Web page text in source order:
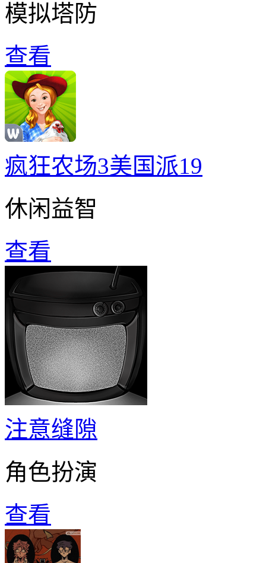
模拟塔防
查看
疯狂农场3美国派19
休闲益智
查看
注意缝隙
角色扮演
查看